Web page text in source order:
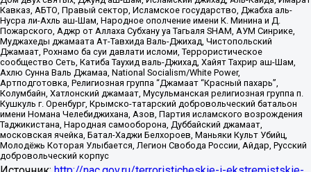
Кавказ, АБТО, Правый сектор, Исламское государство, Джабха аль-
Нусра ли-Ахль аш-Шам, Народное ополчение имени К. Минина и Д.
Пожарского, Аджр от Аллаха Субхану уа Тагьаля SHAM, АУМ Синрике,
Муджахеды джамаата Ат-Тавхида Валь-Джихад, Чистопольский
Джамаат, Рохнамо ба суи давлати исломи, Террористическое
сообщество Сеть, Катиба Таухид валь-Джихад, Хайят Тахрир аш-Шам,
Ахлю Сунна Валь Джамаа, National Socialism/White Power,
Артподготовка, Религиозная группа “Джамаат “Красный пахарь”,
Колумбайн, Хатлонский джамаат, Мусульманская религиозная группа п.
Кушкуль г. Оренбург, Крымско-татарский добровольческий батальон
имени Номана Челебиджихана, Азов, Партия исламского возрождения
Таджикистана, Народная самооборона, Дуббайский джамаат,
московская ячейка, Батал-Хаджи Белхороев, Маньяки Культ Убийц,
Молодёжь Которая Улыбается, Легион Свобода России, Айдар, Русский
добровольческий корпус